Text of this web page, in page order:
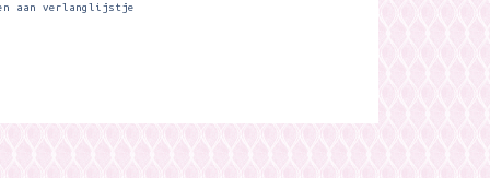
aan verlanglijstje